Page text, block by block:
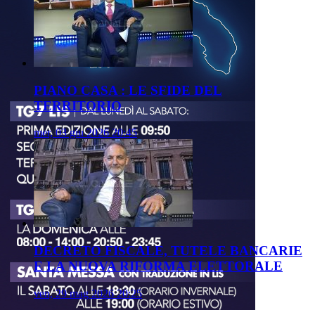
PIANO CASA : LE SFIDE DEL
TERRITORIO
mer, 03 giu 2026 20:45
DECRETO FISCALE, TUTELE BANCARIE
E LA NUOVA RIFORMA ELETTORALE
ven, 29 mag 2026 20:25